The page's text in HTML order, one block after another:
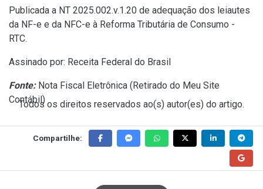
Publicada a NT 2025.002.v.1.20 de adequação dos leiautes
da NF-e e da NFC-e à Reforma Tributária de Consumo -
RTC.
Assinado por: Receita Federal do Brasil
Fonte:Nota Fiscal Eletrônica (Retirado do Meu Site
Contábil)
Todos os direitos reservados ao(s) autor(es) do artigo.
Compartilhe: